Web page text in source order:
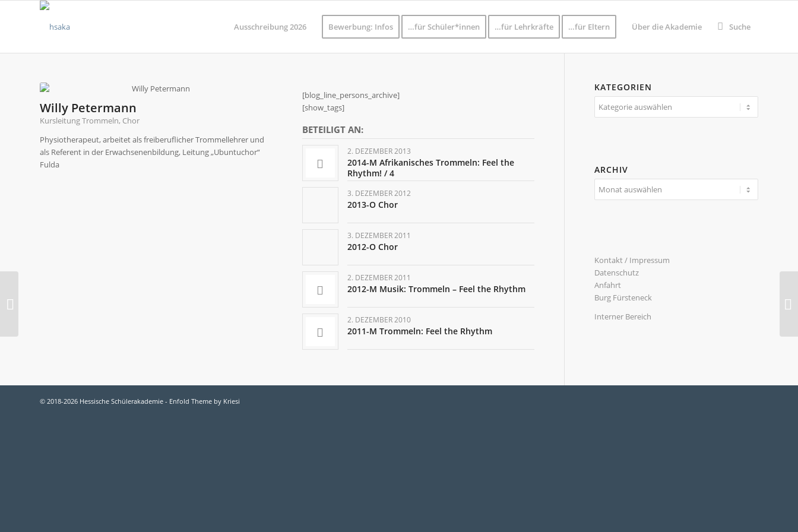
Ausschreibung 2026 Bewerbung: Infos …für Schüler*innen …für Lehrkräfte …für Eltern Über die Akademie Suche
Willy Petermann
Kursleitung Trommeln, Chor
Physiotherapeut, arbeitet als freiberuflicher Trommellehrer und
als Referent in der Erwachsenenbildung, Leitung „Ubuntuchor“
Fulda
[blog_line_persons_archive]
[show_tags]
BETEILIGT AN:
2. DEZEMBER 2013
2014-M Afrikanisches Trommeln: Feel the
Rhythm! / 4
3. DEZEMBER 2012
2013-O Chor
3. DEZEMBER 2011
2012-O Chor
2. DEZEMBER 2011
2012-M Musik: Trommeln – Feel the Rhythm
2. DEZEMBER 2010
2011-M Trommeln: Feel the Rhythm
KATEGORIEN
Kategorien
ARCHIV
Kontakt / Impressum
Datenschutz
Anfahrt
Burg Fürsteneck
Interner Bereich
© 2018-2026 Hessische Schülerakademie - Enfold Theme by Kriesi